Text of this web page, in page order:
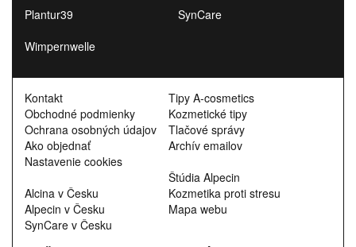
Plantur39
SynCare
Wimpernwelle
Kontakt
Obchodné podmienky
Ochrana osobných údajov
Ako objednať
Nastavenie cookies
Alcina v Česku
Alpecin v Česku
SynCare v Česku
Tipy A-cosmetics
Kozmetické tipy
Tlačové správy
Archív emailov
Štúdia Alpecin
Kozmetika proti stresu
Mapa webu